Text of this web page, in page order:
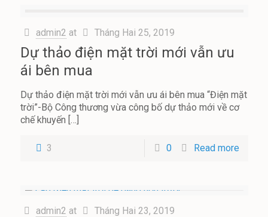
admin2 at Tháng Hai 25, 2019
Dự thảo điện mặt trời mới vẫn ưu
ái bên mua
Dự thảo điện mặt trời mới vẫn ưu ái bên mua “Điện mặt
trời”-Bộ Công thương vừa công bố dự thảo mới về cơ
chế khuyến […]
3 0 Read more
admin2 at Tháng Hai 23, 2019